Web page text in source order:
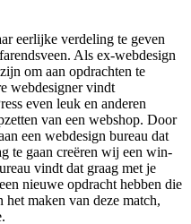
eerlijke verdeling te geven
Als ex-webdesign
om aan opdrachten te
webdesigner vindt
even leuk en anderen
van een webshop. Door
een webdesign bureau dat
te gaan creëren wij een win-
vindt dat graag met je
nieuwe opdracht hebben die
maken van deze match,